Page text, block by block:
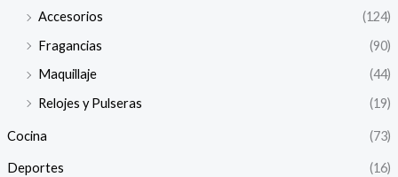
Accesorios
(124)
Fragancias
(90)
Maquillaje
(44)
Relojes y Pulseras
(19)
Cocina (73)
Deportes (16)